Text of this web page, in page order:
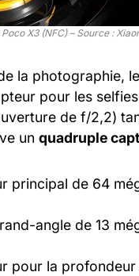
Poco X3 (NFC) – Source :
la photographie,
pour les
de f/2,2)
un quadruple
principal de 64
angle de 13
pour la profondeur